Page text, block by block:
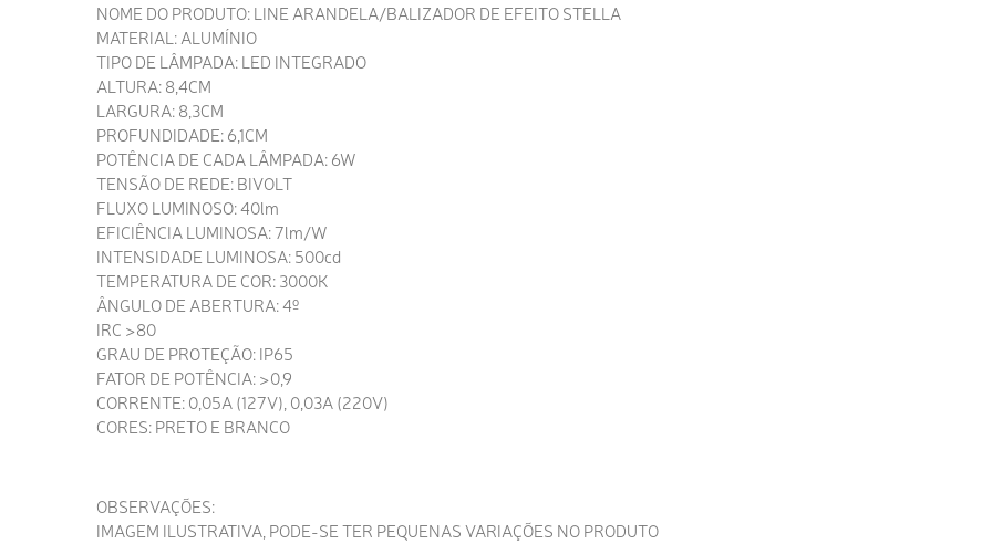
NOME DO PRODUTO: LINE ARANDELA/BALIZADOR DE EFEITO STELLA
MATERIAL: ALUMÍNIO
TIPO DE LÂMPADA: LED INTEGRADO
ALTURA: 8,4CM
LARGURA: 8,3CM
PROFUNDIDADE: 6,1CM
POTÊNCIA DE CADA LÂMPADA: 6W
TENSÃO DE REDE: BIVOLT
FLUXO LUMINOSO: 40lm
EFICIÊNCIA LUMINOSA: 7lm/W
INTENSIDADE LUMINOSA: 500cd
TEMPERATURA DE COR: 3000K
ÂNGULO DE ABERTURA: 4º
IRC >80
GRAU DE PROTEÇÃO: IP65
FATOR DE POTÊNCIA: >0,9
CORRENTE: 0,05A (127V), 0,03A (220V)
CORES: PRETO E BRANCO
OBSERVAÇÕES:
IMAGEM ILUSTRATIVA, PODE-SE TER PEQUENAS VARIAÇÕES NO PRODUTO